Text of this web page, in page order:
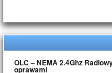
OLC – NEMA 2.4Ghz
oprawami